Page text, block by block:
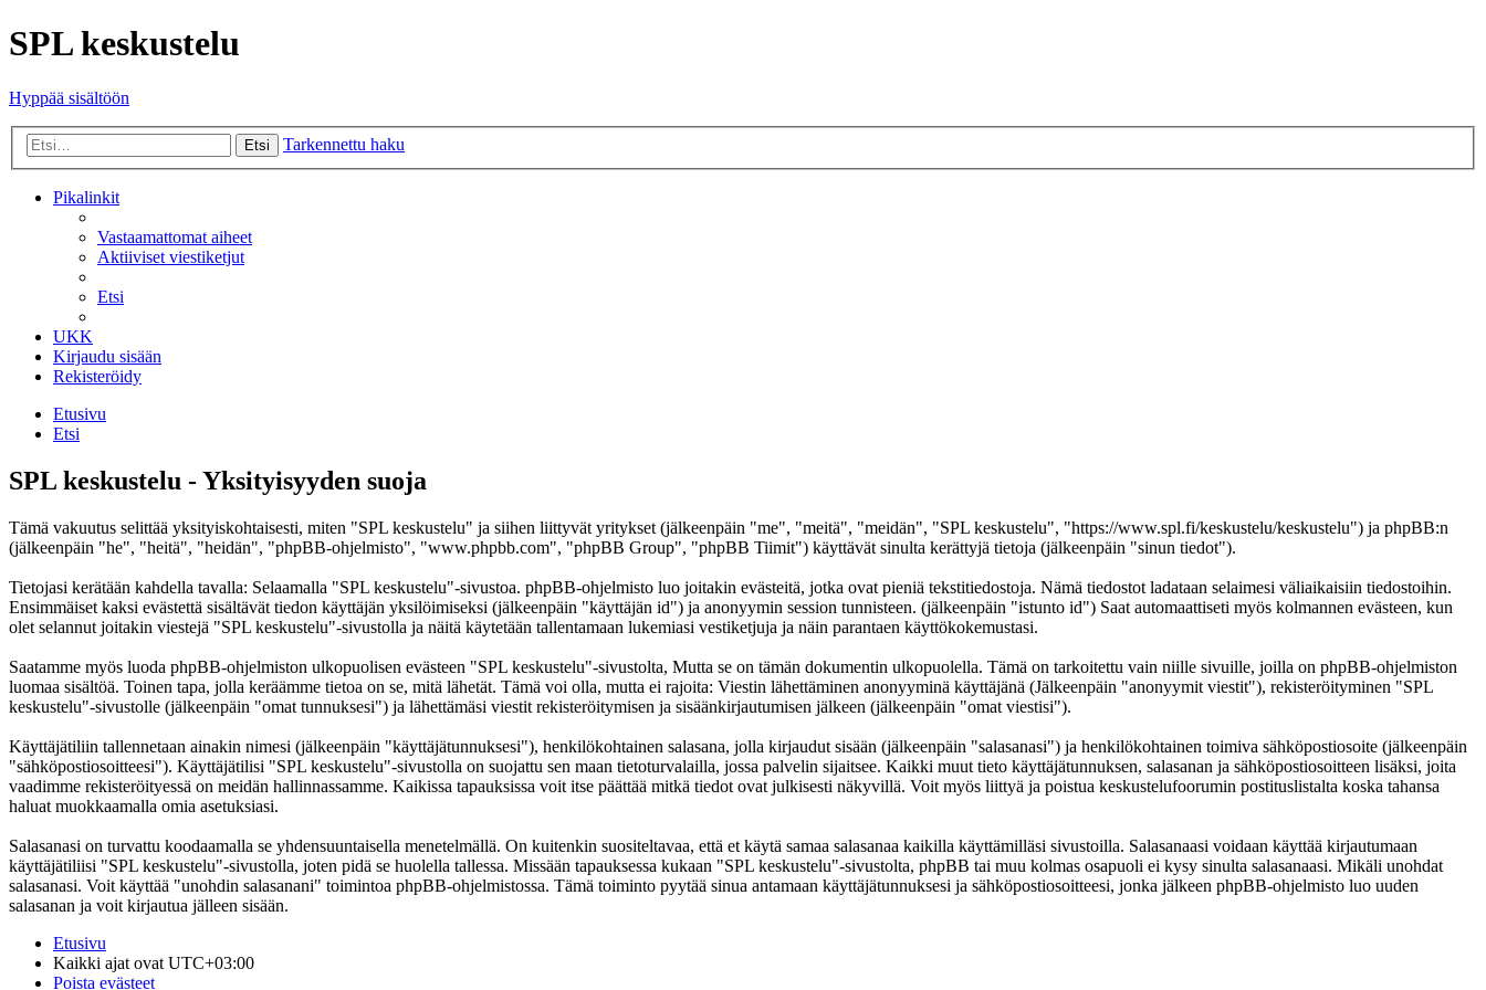
SPL keskustelu
Hyppää sisältöön
Etsi Tarkennettu haku
Pikalinkit
Vastaamattomat aiheet
Aktiiviset viestiketjut
Etsi
UKK
Kirjaudu sisään
Rekisteröidy
Etusivu
Etsi
SPL keskustelu - Yksityisyyden suoja
Tämä vakuutus selittää yksityiskohtaisesti, miten "SPL keskustelu" ja siihen liittyvät yritykset (jälkeenpäin "me", "meitä", "meidän", "SPL keskustelu", "https://www.spl.fi/keskustelu/keskustelu") ja phpBB:n
(jälkeenpäin "he", "heitä", "heidän", "phpBB-ohjelmisto", "www.phpbb.com", "phpBB Group", "phpBB Tiimit") käyttävät sinulta kerättyjä tietoja (jälkeenpäin "sinun tiedot").
Tietojasi kerätään kahdella tavalla: Selaamalla "SPL keskustelu"-sivustoa. phpBB-ohjelmisto luo joitakin evästeitä, jotka ovat pieniä tekstitiedostoja. Nämä tiedostot ladataan selaimesi väliaikaisiin tiedostoihin.
Ensimmäiset kaksi evästettä sisältävät tiedon käyttäjän yksilöimiseksi (jälkeenpäin "käyttäjän id") ja anonyymin session tunnisteen. (jälkeenpäin "istunto id") Saat automaattiseti myös kolmannen evästeen, kun
olet selannut joitakin viestejä "SPL keskustelu"-sivustolla ja näitä käytetään tallentamaan lukemiasi vestiketjuja ja näin parantaen käyttökokemustasi.
Saatamme myös luoda phpBB-ohjelmiston ulkopuolisen evästeen "SPL keskustelu"-sivustolta, Mutta se on tämän dokumentin ulkopuolella. Tämä on tarkoitettu vain niille sivuille, joilla on phpBB-ohjelmiston
luomaa sisältöä. Toinen tapa, jolla keräämme tietoa on se, mitä lähetät. Tämä voi olla, mutta ei rajoita: Viestin lähettäminen anonyyminä käyttäjänä (Jälkeenpäin "anonyymit viestit"), rekisteröityminen "SPL
keskustelu"-sivustolle (jälkeenpäin "omat tunnuksesi") ja lähettämäsi viestit rekisteröitymisen ja sisäänkirjautumisen jälkeen (jälkeenpäin "omat viestisi").
Käyttäjätiliin tallennetaan ainakin nimesi (jälkeenpäin "käyttäjätunnuksesi"), henkilökohtainen salasana, jolla kirjaudut sisään (jälkeenpäin "salasanasi") ja henkilökohtainen toimiva sähköpostiosoite (jälkeenpäin
"sähköpostiosoitteesi"). Käyttäjätilisi "SPL keskustelu"-sivustolla on suojattu sen maan tietoturvalailla, jossa palvelin sijaitsee. Kaikki muut tieto käyttäjätunnuksen, salasanan ja sähköpostiosoitteen lisäksi, joita
vaadimme rekisteröityessä on meidän hallinnassamme. Kaikissa tapauksissa voit itse päättää mitkä tiedot ovat julkisesti näkyvillä. Voit myös liittyä ja poistua keskustelufoorumin postituslistalta koska tahansa
haluat muokkaamalla omia asetuksiasi.
Salasanasi on turvattu koodaamalla se yhdensuuntaisella menetelmällä. On kuitenkin suositeltavaa, että et käytä samaa salasanaa kaikilla käyttämilläsi sivustoilla. Salasanaasi voidaan käyttää kirjautumaan
käyttäjätiliisi "SPL keskustelu"-sivustolla, joten pidä se huolella tallessa. Missään tapauksessa kukaan "SPL keskustelu"-sivustolta, phpBB tai muu kolmas osapuoli ei kysy sinulta salasanaasi. Mikäli unohdat
salasanasi. Voit käyttää "unohdin salasanani" toimintoa phpBB-ohjelmistossa. Tämä toiminto pyytää sinua antamaan käyttäjätunnuksesi ja sähköpostiosoitteesi, jonka jälkeen phpBB-ohjelmisto luo uuden
salasanan ja voit kirjautua jälleen sisään.
Etusivu
Kaikki ajat ovat UTC+03:00
Poista evästeet